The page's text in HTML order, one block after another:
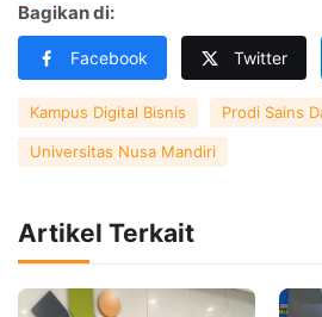
Bagikan di:
Facebook Twitter
Kampus Digital Bisnis Prodi Sains
Universitas Nusa Mandiri
Artikel Terkait